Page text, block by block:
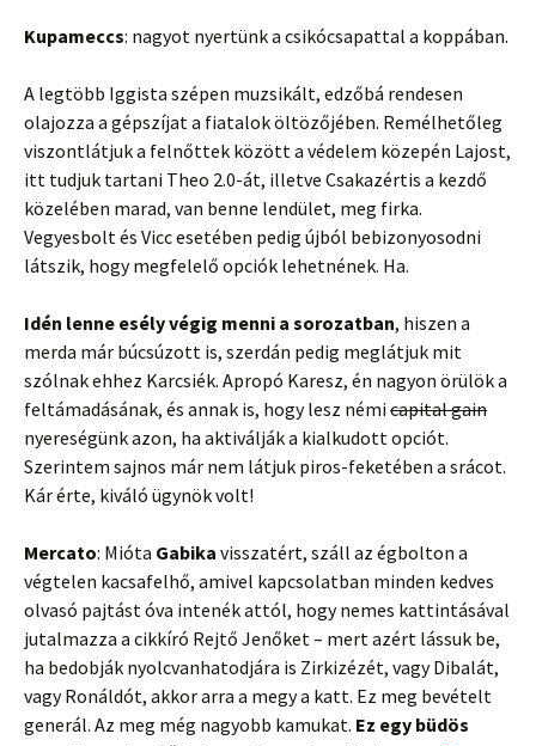
Kupameccs: nagyot nyertünk a csikócsapattal a koppában.
A legtöbb Iggista szépen muzsikált, edzőbá rendesen
olajozza a gépszíjat a fiatalok öltözőjében. Remélhetőleg
viszontlátjuk a felnőttek között a védelem közepén Lajost,
itt tudjuk tartani Theo 2.0-át, illetve Csakazértis a kezdő
közelében marad, van benne lendület, meg firka.
Vegyesbolt és Vicc esetében pedig újból bebizonyosodni
látszik, hogy megfelelő opciók lehetnének. Ha.
Idén lenne esély végig menni a sorozatban, hiszen a
merda már búcsúzott is, szerdán pedig meglátjuk mit
szólnak ehhez Karcsiék. Apropó Karesz, én nagyon örülök a
feltámadásának, és annak is, hogy lesz némi capital gain
nyereségünk azon, ha aktiválják a kialkudott opciót.
Szerintem sajnos már nem látjuk piros-feketében a srácot.
Kár érte, kiváló ügynök volt!
Mercato: Mióta Gabika visszatért, száll az égbolton a
végtelen kacsafelhő, amivel kapcsolatban minden kedves
olvasó pajtást óva intenék attól, hogy nemes kattintásával
jutalmazza a cikkíró Rejtő Jenőket – mert azért lássuk be,
ha bedobják nyolcvanhatodjára is Zirkizézét, vagy Dibalát,
vagy Ronáldót, akkor arra a megy a katt. Ez meg bevételt
generál. Az meg még nagyobb kamukat. Ez egy büdös